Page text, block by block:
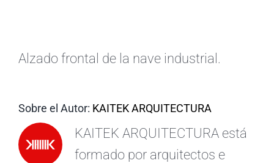
Alzado frontal de la nave industrial.
Sobre el Autor: KAITEK ARQUITECTURA
KAITEK ARQUITECTURA está
formado por arquitectos e